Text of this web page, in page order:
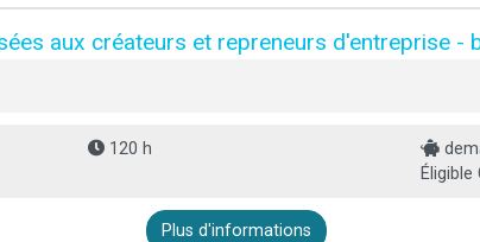
aux créateurs et repreneurs d'entreprise -
120 h
Éligible
Plus d'informations